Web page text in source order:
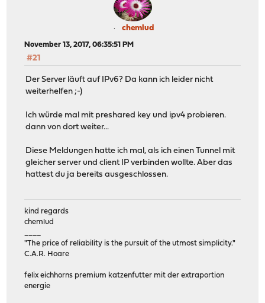
chemlud
November 13, 2017, 06:35:51 PM
#21
Der Server läuft auf IPv6? Da kann ich leider nicht
weiterhelfen ;-)
Ich würde mal mit preshared key und ipv4 probieren.
dann von dort weiter...
Diese Meldungen hatte ich mal, als ich einen Tunnel mit
gleicher server und client IP verbinden wollte. Aber das
hattest du ja bereits ausgeschlossen.
kind regards
chemlud
"The price of reliability is the pursuit of the utmost simplicity."
C.A.R. Hoare
felix eichhorns premium katzenfutter mit der extraportion
energie